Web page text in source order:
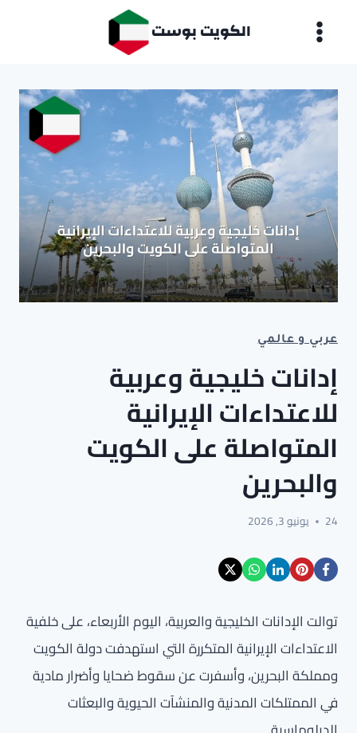
الكويت بوست
عربي و عالمي
إدانات خليجية وعربية
للاعتداءات الإيرانية
المتواصلة على الكويت
والبحرين
24 يونيو 3, 2026
توالت الإدانات الخليجية والعربية، اليوم الأربعاء، على خلفية
الاعتداءات الإيرانية المتكررة التي استهدفت دولة الكويت
ومملكة البحرين، وأسفرت عن سقوط ضحايا وأضرار مادية
في الممتلكات المدنية والمنشآت الحيوية والبعثات